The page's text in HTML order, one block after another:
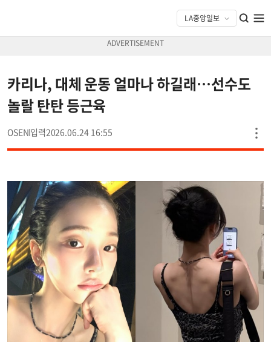
카리나, 대체 운동 얼마나 하길래…선수도
놀랄 탄탄 등근육
OSEN 2026.06.24 16:55